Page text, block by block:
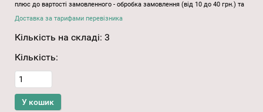
плюс до вартості замовленного - обробка замовлення (від 10 до 40 грн.) та
Доставка за тарифами перевізника
Кількість на складі: 3
Кількість: